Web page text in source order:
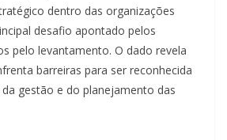
dentro das organizações
desafio apontado pelos
pelo levantamento. O dado revela
barreiras para ser reconhecida
gestão e do planejamento das